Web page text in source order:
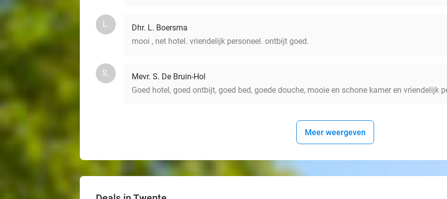
L.
Dhr. L. Boersma
mooi , net hotel. vriendelijk personeel. ontbijt goed.
S.
Mevr. S. De Bruin-Hol
Goed hotel, goed ontbijt, goed bed, goede douche, mooie en schone kamer en vriendelijk
Meer weergeven